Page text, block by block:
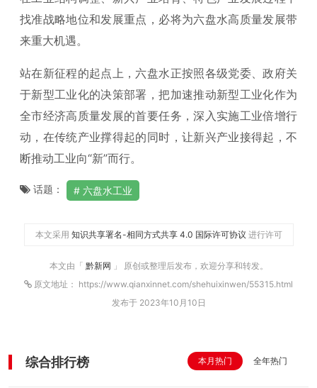
找准战略地位和发展重点，必将为六盘水高质量发展带
来重大机遇。
站在新征程的起点上，六盘水正按照各级党委、政府关
于新型工业化的决策部署，把加速推动新型工业化作为
全市经济高质量发展的首要任务，深入实施工业倍增行
动，在传统产业撑得起的同时，让新兴产业接得起，不
断推动工业向“新”而行。
话题： 六盘水工业
本文采用 知识共享署名-相同方式共享 4.0 国际许可协议 进行许可
本文由「 黔新网 」 原创或整理后发布，欢迎分享和转发。
原文地址： https://www.qianxinnet.com/shehuixinwen/55315.html
发布于 2023年10月10日
综合排行榜 本月热门 全年热门